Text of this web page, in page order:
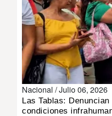
NACIONAL
POLÍTICA
SHOW
DEPORTES
Nacional /Julio 06, 2026
Las Tablas:
condiciones